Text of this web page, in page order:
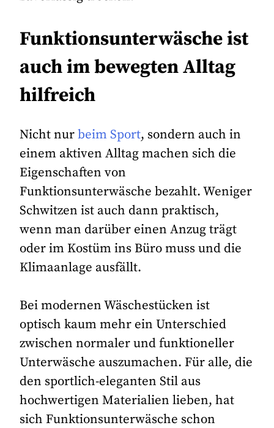
Funktionsunterwäsche ist
auch im bewegten Alltag
hilfreich
Nicht nurbeim Sport, sondern auch in
einem aktiven Alltag machen sich die
Eigenschaften von
Funktionsunterwäsche bezahlt. Weniger
Schwitzen ist auch dann praktisch,
wenn man darüber einen Anzug trägt
oder im Kostüm ins Büro muss und die
Klimaanlage ausfällt.
Bei modernen Wäschestücken ist
optisch kaum mehr ein Unterschied
zwischen normaler und funktioneller
Unterwäsche auszumachen. Für alle, die
den sportlich-eleganten Stil aus
hochwertigen Materialien lieben, hat
sich Funktionsunterwäsche schon